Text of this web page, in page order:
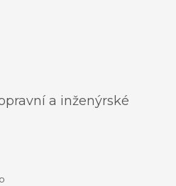
a inženýrské